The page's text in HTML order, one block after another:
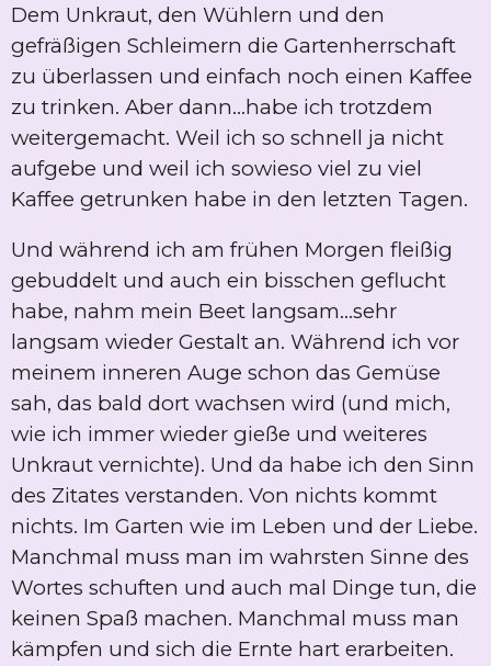
Dem Unkraut, den Wühlern und den
gefräßigen Schleimern die Gartenherrschaft
zu überlassen und einfach noch einen Kaffee
zu trinken. Aber dann...habe ich trotzdem
weitergemacht. Weil ich so schnell ja nicht
aufgebe und weil ich sowieso viel zu viel
Kaffee getrunken habe in den letzten Tagen.
Und während ich am frühen Morgen fleißig
gebuddelt und auch ein bisschen geflucht
habe, nahm mein Beet langsam...sehr
langsam wieder Gestalt an. Während ich vor
meinem inneren Auge schon das Gemüse
sah, das bald dort wachsen wird (und mich,
wie ich immer wieder gieße und weiteres
Unkraut vernichte). Und da habe ich den Sinn
des Zitates verstanden. Von nichts kommt
nichts. Im Garten wie im Leben und der Liebe.
Manchmal muss man im wahrsten Sinne des
Wortes schuften und auch mal Dinge tun, die
keinen Spaß machen. Manchmal muss man
kämpfen und sich die Ernte hart erarbeiten.